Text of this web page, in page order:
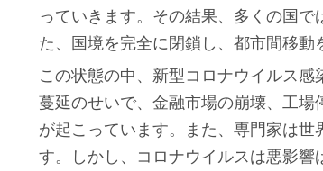
っていきます。その結果、多くの国
た、国境を完全に閉鎖し、都市間移動
この状態の中、新型コロナウイルス
蔓延のせいで、金融市場の崩壊、工
が起こっています。また、専門家は
す。しかし、コロナウイルスは悪影響